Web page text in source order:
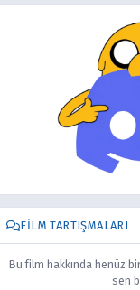
FILM TARTIŞMALARI
Bu film hakkında henüz
sen